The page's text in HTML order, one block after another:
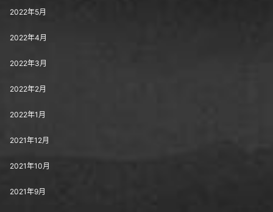
2022年5月
2022年4月
2022年3月
2022年2月
2022年1月
2021年12月
2021年10月
2021年9月